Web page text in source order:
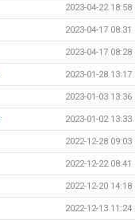
2023-04-22 18:58
2023-04-17 08:31
2023-04-17 08:28
2023-01-28 13:17
2023-01-03 13:36
2023-01-02 13:33
2022-12-28 09:03
2022-12-22 08:41
2022-12-20 14:18
2022-12-13 11:24